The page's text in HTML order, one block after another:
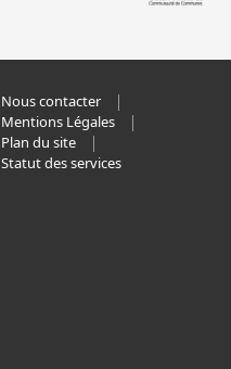
Nous contacter
Mentions Légales
Plan du site
Statut des services